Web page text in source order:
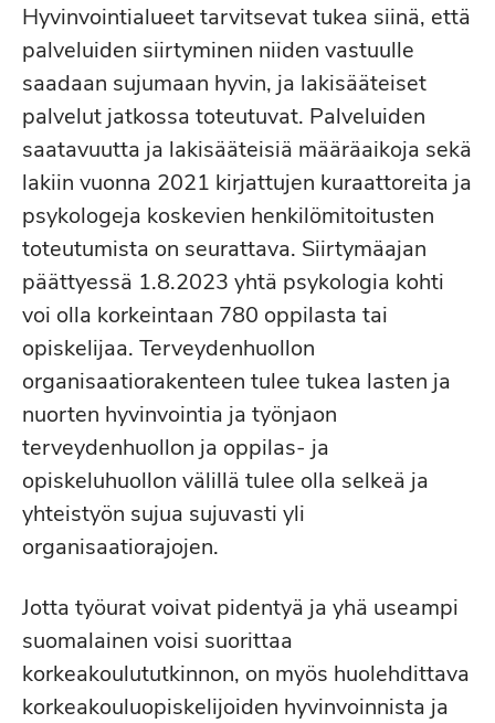
Hyvinvointialueet tarvitsevat tukea siinä, että
palveluiden siirtyminen niiden vastuulle
saadaan sujumaan hyvin, ja lakisääteiset
palvelut jatkossa toteutuvat. Palveluiden
saatavuutta ja lakisääteisiä määräaikoja sekä
lakiin vuonna 2021 kirjattujen kuraattoreita ja
psykologeja koskevien henkilömitoitusten
toteutumista on seurattava. Siirtymäajan
päättyessä 1.8.2023 yhtä psykologia kohti
voi olla korkeintaan 780 oppilasta tai
opiskelijaa. Terveydenhuollon
organisaatiorakenteen tulee tukea lasten ja
nuorten hyvinvointia ja työnjaon
terveydenhuollon ja oppilas- ja
opiskeluhuollon välillä tulee olla selkeä ja
yhteistyön sujua sujuvasti yli
organisaatiorajojen.
Jotta työurat voivat pidentyä ja yhä useampi
suomalainen voisi suorittaa
korkeakoulututkinnon, on myös huolehdittava
korkeakouluopiskelijoiden hyvinvoinnista ja